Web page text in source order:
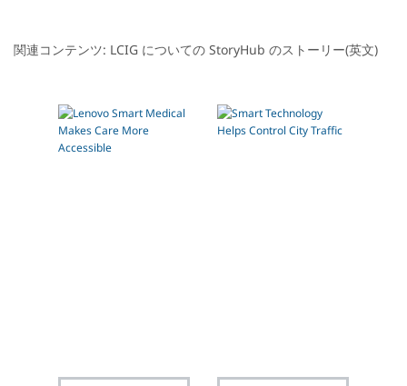
コ
関連コンテンツ: LCIG についての StoryHub のストーリー(英文)